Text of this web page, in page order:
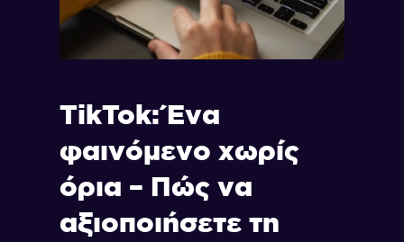
TikTok: Ένα
φαινόμενο χωρίς
όρια – Πώς να
αξιοποιήσετε τη